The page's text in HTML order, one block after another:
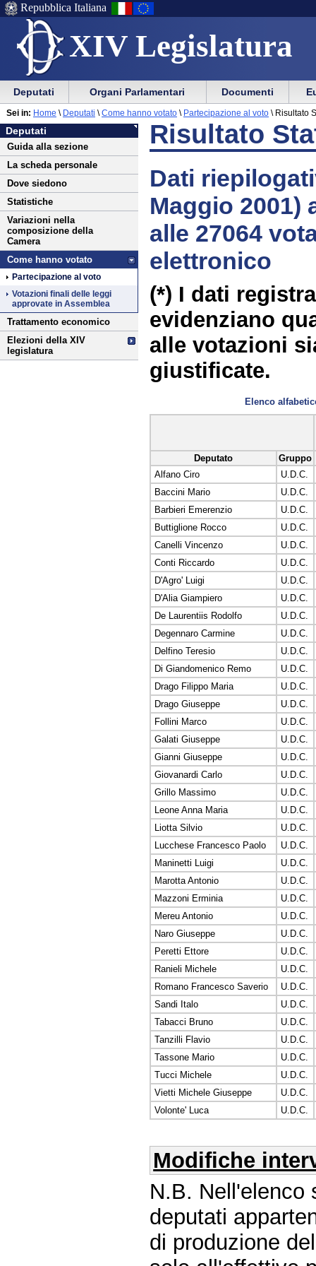
XIV Legislatura
Menu
di
ausilio
alla
navigazione
Vai
Menu
di
navigazione
principale
Repubblica Italiana
Menu
di
navigazione
principale
Vai
menu
di
sezione
Deputati Organi Parlamentari Documenti
Deputati
Vai
al
contenuto
Deputati
Guida alla sezione
La scheda personale
Dove siedono
Statistiche
Variazioni nella
composizione della
Camera
Come hanno votato
Partecipazione al voto
Votazioni finali delle leggi
approvate in Assemblea
Trattamento economico
Elezioni della XIV
legislatura
Sei in: Home \ Deputati \ Come hanno votato \ Partecipazione al voto \ Risultato
Risultato
Dati
Maggio 2001)
alle 27064
elettronico
(*) I dati
evidenziano
alle votazioni
giustificate.
Elenco
Deputato
Gruppo
Alfano Ciro
U.D.C.
Baccini Mario
U.D.C.
Barbieri Emerenzio
U.D.C.
Buttiglione Rocco
U.D.C.
Canelli Vincenzo
U.D.C.
Conti Riccardo
U.D.C.
D'Agro' Luigi
U.D.C.
D'Alia Giampiero
U.D.C.
De Laurentiis Rodolfo
U.D.C.
Degennaro Carmine
U.D.C.
Delfino Teresio
U.D.C.
Di Giandomenico Remo
U.D.C.
Drago Filippo Maria
U.D.C.
Drago Giuseppe
U.D.C.
Follini Marco
U.D.C.
Galati Giuseppe
U.D.C.
Gianni Giuseppe
U.D.C.
Giovanardi Carlo
U.D.C.
Grillo Massimo
U.D.C.
Leone Anna Maria
U.D.C.
Liotta Silvio
U.D.C.
Lucchese Francesco Paolo
U.D.C.
Maninetti Luigi
U.D.C.
Marotta Antonio
U.D.C.
Mazzoni Erminia
U.D.C.
Mereu Antonio
U.D.C.
Naro Giuseppe
U.D.C.
Peretti Ettore
U.D.C.
Ranieli Michele
U.D.C.
Romano Francesco Saverio
U.D.C.
Sandi Italo
U.D.C.
Tabacci Bruno
U.D.C.
Tanzilli Flavio
U.D.C.
Tassone Mario
U.D.C.
Tucci Michele
U.D.C.
Vietti Michele Giuseppe
U.D.C.
Volonte' Luca
U.D.C.
Modifiche
N.B. Nell'elenco
deputati
di produzione